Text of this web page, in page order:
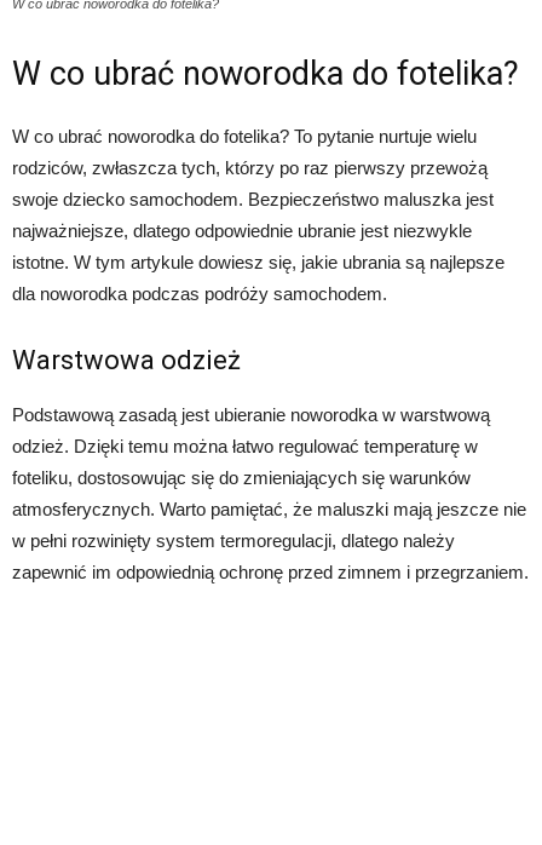
W co ubrać noworodka do fotelika?
W co ubrać noworodka do fotelika?
W co ubrać noworodka do fotelika? To pytanie nurtuje wielu
rodziców, zwłaszcza tych, którzy po raz pierwszy przewożą
swoje dziecko samochodem. Bezpieczeństwo maluszka jest
najważniejsze, dlatego odpowiednie ubranie jest niezwykle
istotne. W tym artykule dowiesz się, jakie ubrania są najlepsze
dla noworodka podczas podróży samochodem.
Warstwowa odzież
Podstawową zasadą jest ubieranie noworodka w warstwową
odzież. Dzięki temu można łatwo regulować temperaturę w
foteliku, dostosowując się do zmieniających się warunków
atmosferycznych. Warto pamiętać, że maluszki mają jeszcze nie
w pełni rozwinięty system termoregulacji, dlatego należy
zapewnić im odpowiednią ochronę przed zimnem i przegrzaniem.